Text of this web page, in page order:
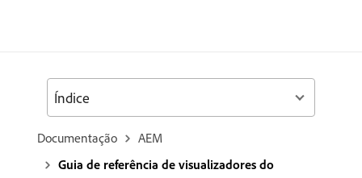
Documentação
AEM
Guia de referência de visualizadores do
Índice